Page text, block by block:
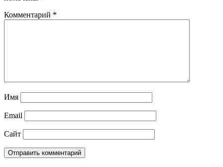
Комментарий *
Имя
Email
Сайт